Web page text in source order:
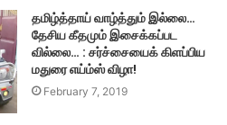
தமிழ்த்தாய் வாழ்த்தும் இல்லை…
தேசிய கீதமும் இசைக்கப்பட
வில்லை… : சர்ச்சையைக் கிளப்பிய
மதுரை எய்ம்ஸ் விழா!
February 7, 2019